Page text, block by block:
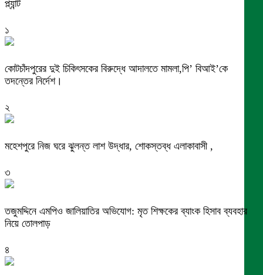
প্ল্যান্ট
১
কোটচাঁদপুরের দুই চিকিৎসকের বিরুদ্ধে আদালতে মামলা,পি’ বিআই’কে
তদন্তের নির্দেশ।
২
মহেশপুরে নিজ ঘরে ঝুলন্ত লাশ উদ্ধার, শোকস্তব্ধ এলাকাবাসী ,
৩
তজুমদ্দিনে এমপিও জালিয়াতির অভিযোগ: মৃত শিক্ষকের ব্যাংক হিসাব ব্যবহার
নিয়ে তোলপাড়
৪